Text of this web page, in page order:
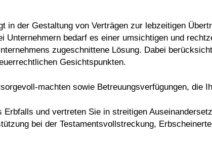
in der Gestaltung von Verträgen zur lebzeitigen
Unternehmern bedarf es einer umsichtigen und
zugeschnittene Lösung. Dabei
Gesichtspunkten.
machten sowie Betreuungsverfügungen, die
und vertreten Sie in streitigen
bei der Testamentsvollstreckung,